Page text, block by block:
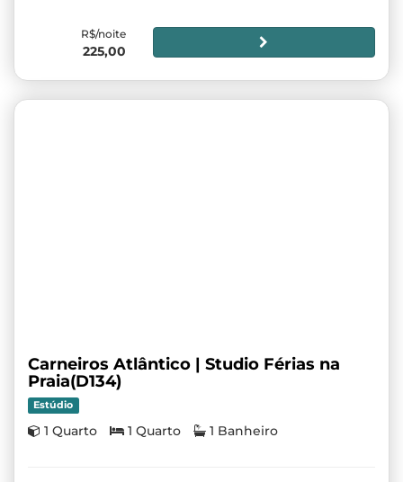
R$/noite
225,00
Carneiros Atlântico | Studio Férias na
Praia(D134)
Estúdio
1 Quarto 1 Quarto 1 Banheiro